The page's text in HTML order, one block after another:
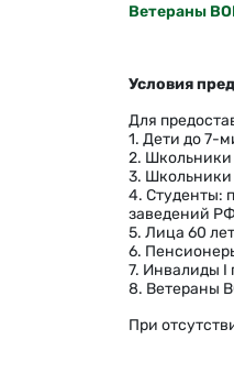
Ветераны
Условия
Для
1. Дети до 7-
2. Школьники
3. Школьники
4. Студенты:
заведений
5. Лица 60
6.
7. Инвалиды I
8. Ветераны
При